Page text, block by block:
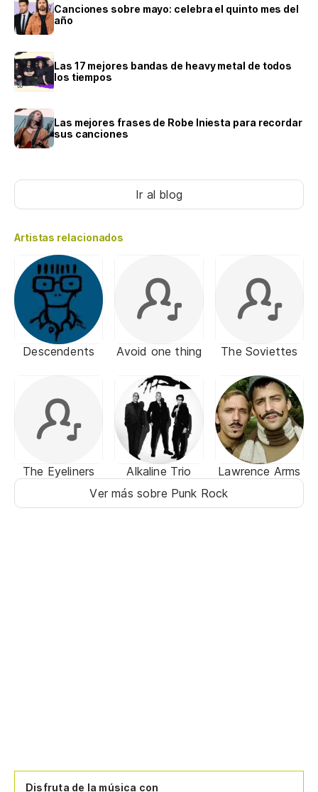
Canciones sobre mayo: celebra el quinto mes del
año
Las 17 mejores bandas de heavy metal de todos
los tiempos
Las mejores frases de Robe Iniesta para recordar
sus canciones
Ir al blog
Artistas relacionados
Descendents Avoid one thing The Soviettes
The Eyeliners Alkaline Trio
Lawrence Arms
Ver más sobre Punk Rock
Disfruta de la música con